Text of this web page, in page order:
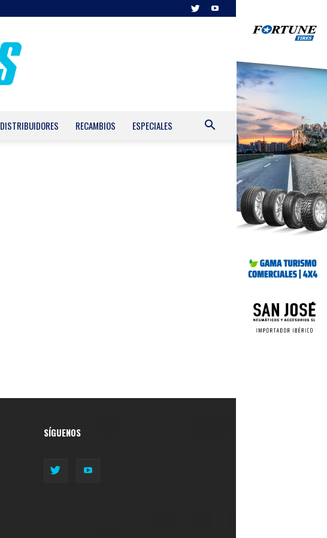
DISTRIBUIDORES RECAMBIOS ESPECIALES
SÍGUENOS